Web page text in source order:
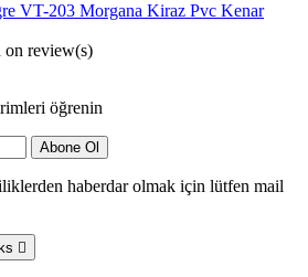
VT-203 Morgana Kiraz Pvc Kenar
on review(s)
öğrenin
haberdar olmak için lütfen mail
